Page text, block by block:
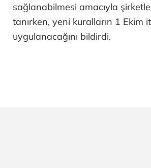
sağlanabilmesi amacıyla
tanırken, yeni kuralların 1 Ekim
uygulanacağını bildirdi.